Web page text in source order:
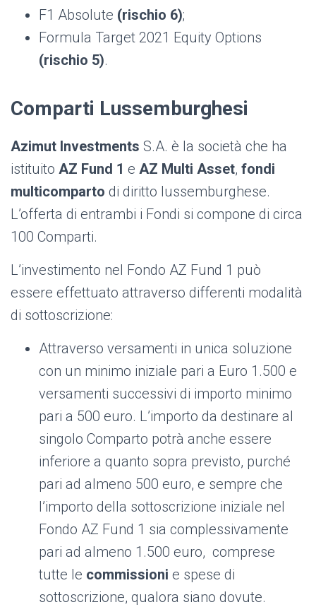
F1 Absolute (rischio 6);
Formula Target 2021 Equity Options
(rischio 5).
Comparti Lussemburghesi
Azimut Investments S.A. è la società che ha
istituito AZ Fund 1 e AZ Multi Asset, fondi
multicomparto di diritto lussemburghese.
L’offerta di entrambi i Fondi si compone di circa
100 Comparti.
L’investimento nel Fondo AZ Fund 1 può
essere effettuato attraverso differenti modalità
di sottoscrizione:
Attraverso versamenti in unica soluzione
con un minimo iniziale pari a Euro 1.500 e
versamenti successivi di importo minimo
pari a 500 euro. L’importo da destinare al
singolo Comparto potrà anche essere
inferiore a quanto sopra previsto, purché
pari ad almeno 500 euro, e sempre che
l’importo della sottoscrizione iniziale nel
Fondo AZ Fund 1 sia complessivamente
pari ad almeno 1.500 euro, comprese
tutte le commissioni e spese di
sottoscrizione, qualora siano dovute.